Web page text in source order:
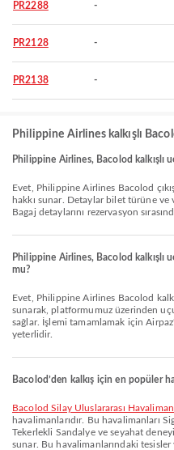
PR2288 -
PR2128 -
PR2138 -
Philippine Airlines kalkışlı
Philippine Airlines, Bacolod kalkışlı
Evet, Philippine Airlines Bacolod çıkışlı Yerel & Uluslararası uçuşlar için bagaj
hakkı sunar. Detaylar bilet türüne ve
Bagaj detaylarını rezervasyon
Philippine Airlines, Bacolod kalkışlı
mu?
Evet, Philippine Airlines Bacolod kalkışlı uçuşlar için online check-in imkanı
sunarak, platformumuz üzerinden
sağlar. İşlemi tamamlamak için
yeterlidir.
Bacolod’den kalkış için en popüler
Bacolod Silay Uluslararası
havalimanlarıdır. Bu havalimanları
Tekerlekli Sandalye ve seyahat
sunar. Bu havalimanlarındaki